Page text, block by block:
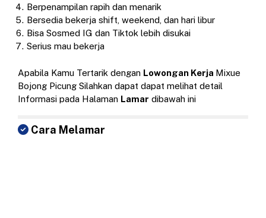
Berpenampilan rapih dan menarik
Bersedia bekerja shift, weekend, dan hari libur
Bisa Sosmed IG dan Tiktok lebih disukai
Serius mau bekerja
Apabila Kamu Tertarik dengan Lowongan Kerja Mixue
Bojong Picung Silahkan dapat dapat melihat detail
Informasi pada Halaman Lamar dibawah ini
Cara Melamar